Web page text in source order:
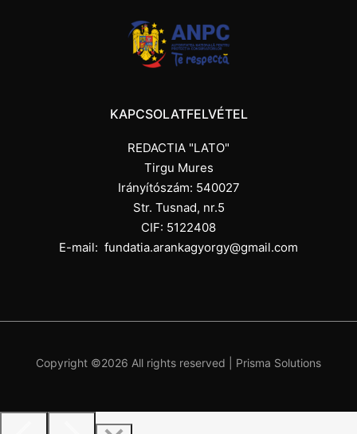
KAPCSOLATFELVÉTEL
REDACTIA "LATO"
Tirgu Mures
Irányítószám: 540027
Str. Tusnad, nr.5
CIF: 5122408
E-mail: fundatia.arankagyorgy@gmail.com
Copyright ©2026 All rights reserved | Prisma Solutions